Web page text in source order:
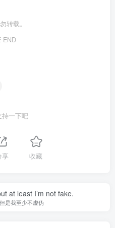
转载。
END
持一下吧
享 收藏
at least I’m not fake.
是我至少不虚伪